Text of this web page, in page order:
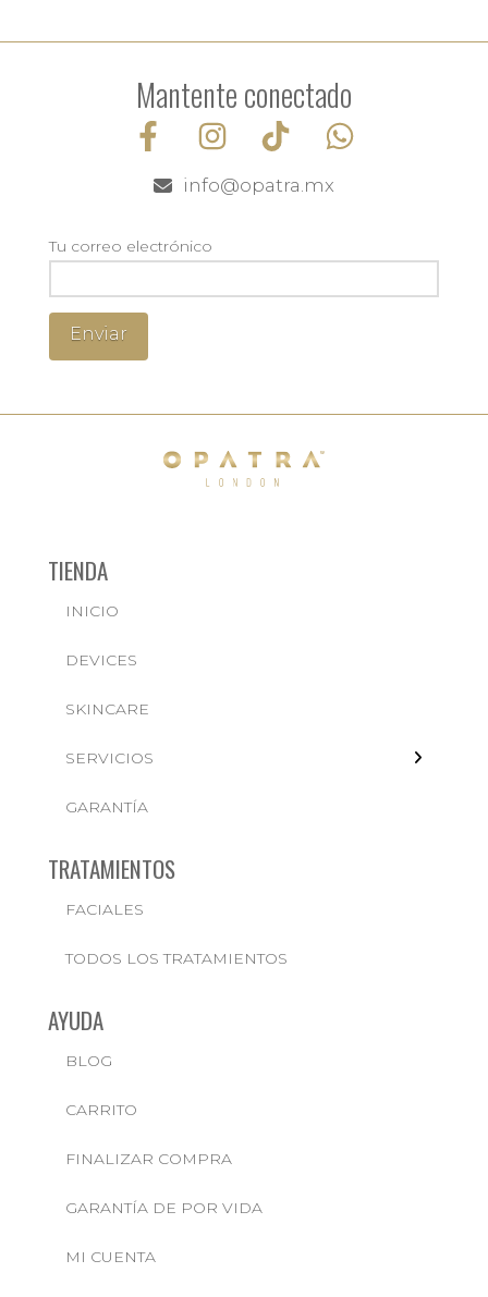
Mantente conectado
info@opatra.mx
Tu correo electrónico
TIENDA
INICIO
DEVICES
SKINCARE
SERVICIOS
← BACK
FACIALES
GARANTÍA
TRATAMIENTOS
FACIALES
TODOS LOS TRATAMIENTOS
AYUDA
BLOG
CARRITO
FINALIZAR COMPRA
GARANTÍA DE POR VIDA
MI CUENTA